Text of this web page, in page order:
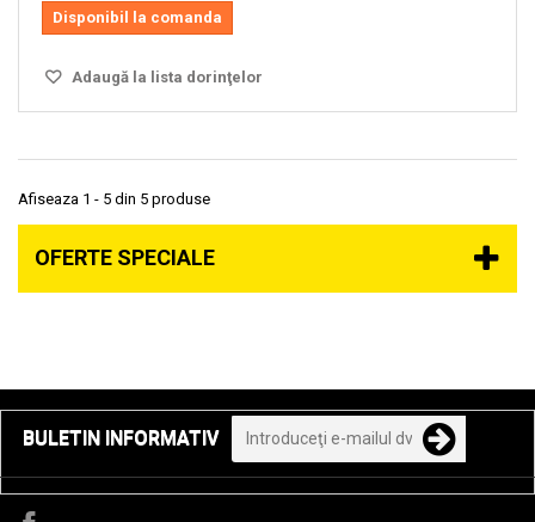
Disponibil la comanda
Adaugă la lista dorinţelor
Afiseaza 1 - 5 din 5 produse
OFERTE SPECIALE
BULETIN INFORMATIV